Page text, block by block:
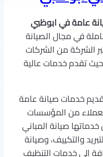
عامة في ابوظبي
في مجال الصيانة
الشركة من الشركات
تقدم خدمات عالية
خدمات صيانة عامة
من المؤسسات
صيانة المباني
والتكييف، وصيانة
إلى خدمات التنظيف